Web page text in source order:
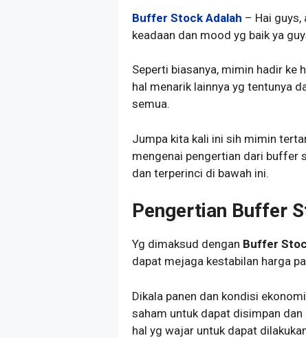
Buffer Stock Adalah – Hai guys,
keadaan dan mood yg baik ya
Seperti biasanya, mimin hadir ke
hal menarik lainnya yg tentunya
semua.
Jumpa kita kali ini sih mimin
mengenai pengertian dari buffer
dan terperinci di bawah ini.
Pengertian Buffer
Yg dimaksud dengan Buffer
dapat mejaga kestabilan harga
Dikala panen dan kondisi
saham untuk dapat disimpan
hal yg wajar untuk dapat